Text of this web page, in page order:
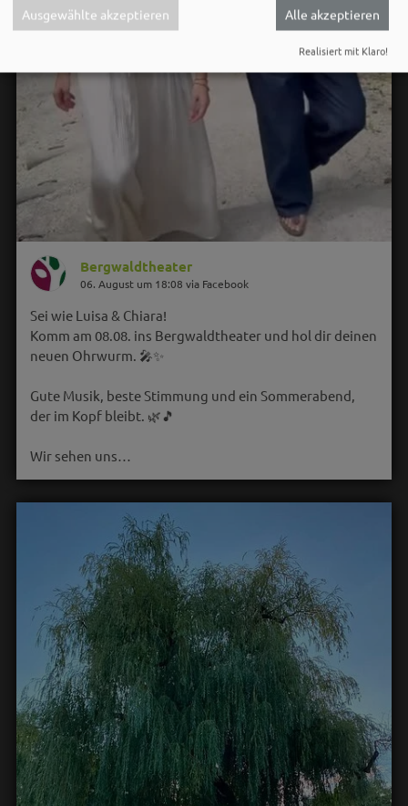
Bergwaldtheater
06. August um 18:08 via Facebook
Sei wie Luisa & Chiara!
Komm am 08.08. ins Bergwaldtheater und hol dir deinen
neuen Ohrwurm. 🎤✨
Gute Musik, beste Stimmung und ein Sommerabend,
der im Kopf bleibt. 🌿🎵
Wir sehen uns…
Ausgewählte akzeptieren Alle akzeptieren
Realisiert mit Klaro!